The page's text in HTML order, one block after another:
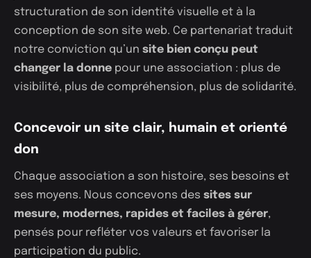
structuration de son identité visuelle et à la
conception de son site web. Ce partenariat traduit
notre conviction qu’un site bien conçu peut
changer la donnepour une association : plus de
visibilité, plus de compréhension, plus de solidarité.
Concevoir un site clair, humain et orienté
don
Chaque association a son histoire, ses besoins et
ses moyens. Nous concevons des sites sur
mesure, modernes, rapides et faciles à gérer,
pensés pour refléter vos valeurs et favoriser la
participation du public.